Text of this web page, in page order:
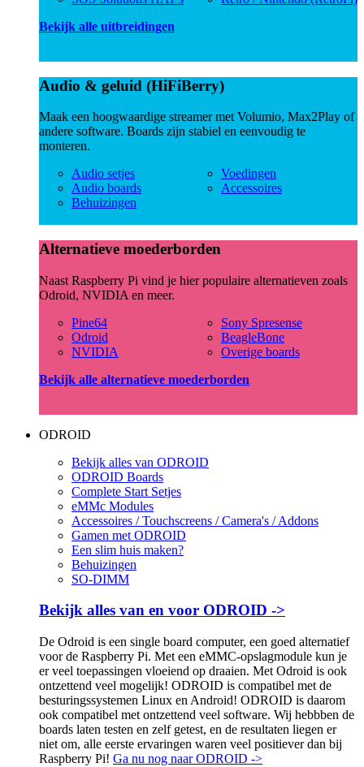
Bekijk alle uitbreidingen
Audio & geluid (HiFiBerry)
Maak een hoogwaardige streamer met Volumio, Max2Play of
andere software. Boards zijn stabiel en eenvoudig te
monteren.
Audio setjes
Audio boards
Behuizingen
Voedingen
Accessoires
Alternatieve moederborden
Naast Raspberry Pi vind je hier populaire alternatieven zoals
Odroid, NVIDIA en meer.
Pine64
Odroid
NVIDIA
Sony Spresense
BeagleBone
Overige boards
Bekijk alle alternatieve moederborden
ODROID
Bekijk alles van ODROID
ODROID Boards
Complete Start Setjes
eMMc Modules
Accessoires / Touchscreens / Camera's / Addons
Gamen met ODROID
Een slim huis maken?
Behuizingen
SO-DIMM
Bekijk alles van en voor ODROID ->
De Odroid is een single board computer, een goed alternatief
voor de Raspberry Pi. Met een eMMC-opslagmodule kun je
er veel toepassingen vloeiend op draaien. Met Odroid is ook
ontzettend veel mogelijk! ODROID is compatibel met de
besturingssystemen Linux en Android! ODROID is daarom
ook compatibel met ontzettend veel software. Wij hebbben de
boards laten testen en zelf getest, en de resultaten liegen er
niet om, alle eerste ervaringen waren veel positiever dan bij
Raspberry Pi! Ga nu nog naar ODROID ->